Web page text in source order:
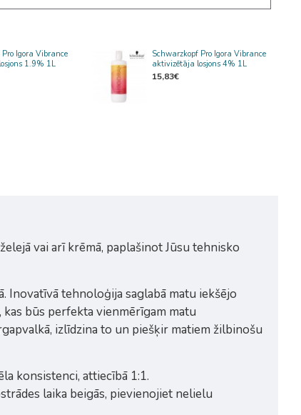
Igora Vibrance
1.9% 1L
Schwarzkopf Pro Igora Vibrance
aktivizētāja losjons 4% 1L
15,83€
vai arī krēmā, paplašinot Jūsu tehnisko
Inovatīvā tehnoloģija saglabā matu iekšējo
būs perfekta vienmērīgam matu
izlīdzina to un piešķir matiem žilbinošu
konsistenci, attiecībā 1:1.
laika beigās, pievienojiet nelielu